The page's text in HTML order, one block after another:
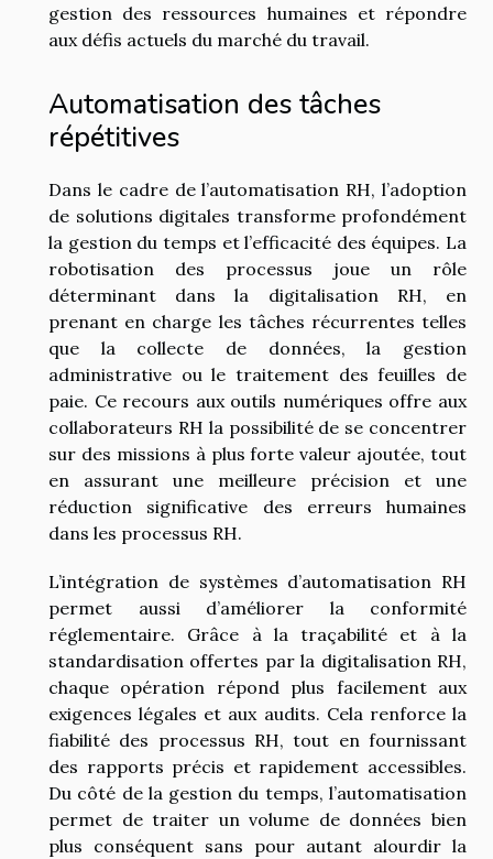
gestion des ressources humaines et répondre
aux défis actuels du marché du travail.
Automatisation des tâches
répétitives
Dans le cadre de l’automatisation RH, l’adoption
de solutions digitales transforme profondément
la gestion du temps et l’efficacité des équipes. La
robotisation des processus joue un rôle
déterminant dans la digitalisation RH, en
prenant en charge les tâches récurrentes telles
que la collecte de données, la gestion
administrative ou le traitement des feuilles de
paie. Ce recours aux outils numériques offre aux
collaborateurs RH la possibilité de se concentrer
sur des missions à plus forte valeur ajoutée, tout
en assurant une meilleure précision et une
réduction significative des erreurs humaines
dans les processus RH.
L’intégration de systèmes d’automatisation RH
permet aussi d’améliorer la conformité
réglementaire. Grâce à la traçabilité et à la
standardisation offertes par la digitalisation RH,
chaque opération répond plus facilement aux
exigences légales et aux audits. Cela renforce la
fiabilité des processus RH, tout en fournissant
des rapports précis et rapidement accessibles.
Du côté de la gestion du temps, l’automatisation
permet de traiter un volume de données bien
plus conséquent sans pour autant alourdir la